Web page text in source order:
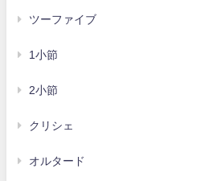
ツーファイブ
1小節
2小節
クリシェ
オルタード